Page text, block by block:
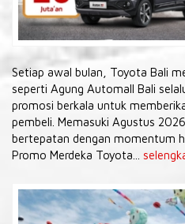
Setiap awal bulan, Toyota Bali
seperti Agung Automall Bali
promosi berkala untuk
pembeli. Memasuki Agustus
bertepatan dengan momentum
Promo Merdeka Toyota...